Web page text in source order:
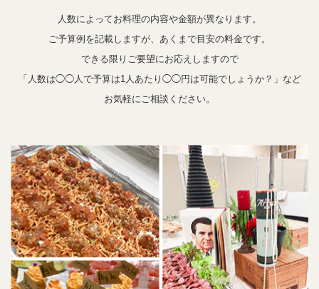
人数によってお料理の内容や金額が異なります。
ご予算例を記載しますが、あくまで目安の料金です。
できる限りご要望にお応えしますので
「人数は◯◯人で予算は1人あたり◯◯円は可能でしょうか？」など
お気軽にご相談ください。